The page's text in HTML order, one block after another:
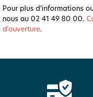
Pour plus d’informations
nous au 02 41 49 80 00.
d’ouverture.